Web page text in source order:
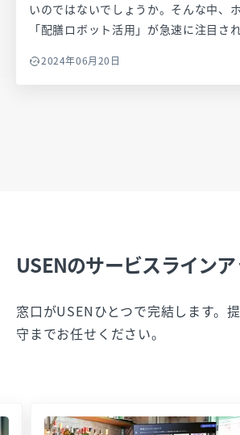
いのではないでしょうか。そんな中、
「配膳ロボット活用」が急速に注目さ
は、配膳ロボットが飲食店経営にもた
て触れていきます。
2024年06月20日
USENのサービスライン
窓口がUSENひとつで完結します。
守までお任せください。